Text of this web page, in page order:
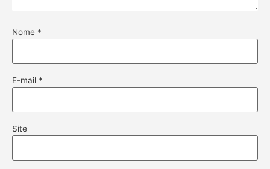
Nome *
E-mail *
Site